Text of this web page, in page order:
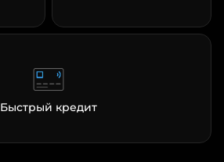
Быстрый кредит